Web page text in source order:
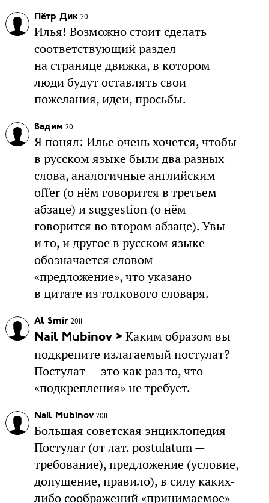
Пётр Дик 2011
Илья! Возможно стоит сделать
соответствующий раздел
на странице движка, в котором
люди будут оставлять свои
пожелания, идеи, просьбы.
Вадим 2011
Я понял: Илье очень хочется, чтобы
в русском языке были два разных
слова, аналогичные английским
offer (о нём говорится в третьем
абзаце) и suggestion (о нём
говорится во втором абзаце). Увы —
и то, и другое в русском языке
обозначается словом
«предложение», что указано
в цитате из толкового словаря.
Al Smir 2011
Nail Mubinov > Каким образом вы
подкрепите излагаемый постулат?
Постулат — это как раз то, что
«подкрепления» не требует.
Nail Mubinov 2011
Большая советская энциклопедия
Постулат (от лат. postulatum —
требование), предложение (условие,
допущение, правило), в силу каких-
либо соображений «принимаемое»